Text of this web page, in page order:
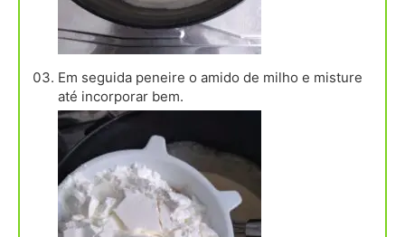
Em seguida peneire o amido de milho e misture
até incorporar bem.